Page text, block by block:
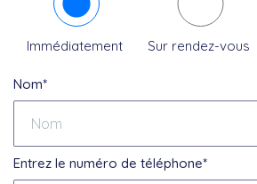
Immédiatement Sur rendez-vous
Nom*
Entrez le numéro de téléphone*